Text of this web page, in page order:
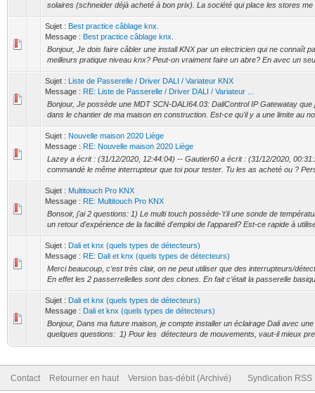
solaires (schneider déjà acheté à bon prix). La société qui place les stores
Sujet : Best practice câblage knx.
Message : Best practice câblage knx.
Bonjour, Je dois faire câbler une install KNX par un electricien qui ne connaît
meilleurs pratique niveau knx? Peut-on vraiment faire un abre? En avec un
Sujet : Liste de Passerelle / Driver DALI / Variateur KNX
Message : RE: Liste de Passerelle / Driver DALI / Variateur ...
Bonjour, Je possède une MDT SCN-DALI64.03: DaliControl IP Gatewatay
dans le chantier de ma maison en construction. Est-ce qu'il y a une limite au
Sujet : Nouvelle maison 2020 Liège
Message : RE: Nouvelle maison 2020 Liège
Lazey a écrit : (31/12/2020, 12:44:04) -- Gautier60 a écrit : (31/12/2020,
commandé le même interrupteur que toi pour tester. Tu les as acheté ou ?
Sujet : Multitouch Pro KNX
Message : RE: Multitouch Pro KNX
Bonsoir, j'ai 2 questions: 1) Le multi touch possède-'t'il une sonde de
un retour d'expérience de la facilité d'emploi de l'appareil? Est-ce rapide à
Sujet : Dali et knx (quels types de détecteurs)
Message : RE: Dali et knx (quels types de détecteurs)
Merci beaucoup, c’est très clair, on ne peut utiliser que des interrupteurs/
En effet les 2 passerrellelles sont des clones. En fait c’était la passerelle
Sujet : Dali et knx (quels types de détecteurs)
Message : Dali et knx (quels types de détecteurs)
Bonjour, Dans ma future maison, je compte installer un éclairage Dali avec
quelques questions: 1) Pour les détecteurs de mouvements, vaut-il mieux
Contact Retourner en haut Version bas-débit (Archivé) Syndication RSS